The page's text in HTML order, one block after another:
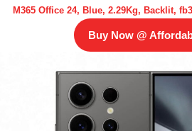
M365 Office 24, Blue, 2.29Kg, Backlit,
Buy Now @